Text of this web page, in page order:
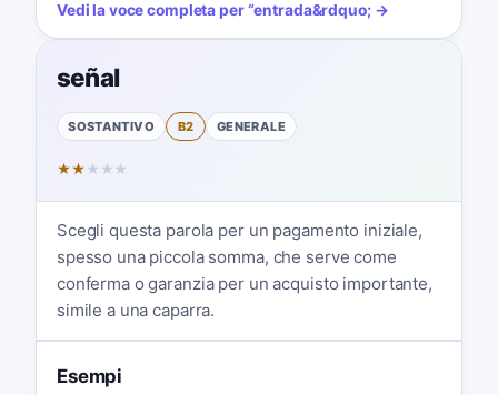
Vedi la voce completa per“entrada&rdquo; →
señal
SOSTANTIVO B2 GENERALE
★★ ★ ★ ★
Scegli questa parola per un pagamento iniziale,
spesso una piccola somma, che serve come
conferma o garanzia per un acquisto importante,
simile a una caparra.
Esempi